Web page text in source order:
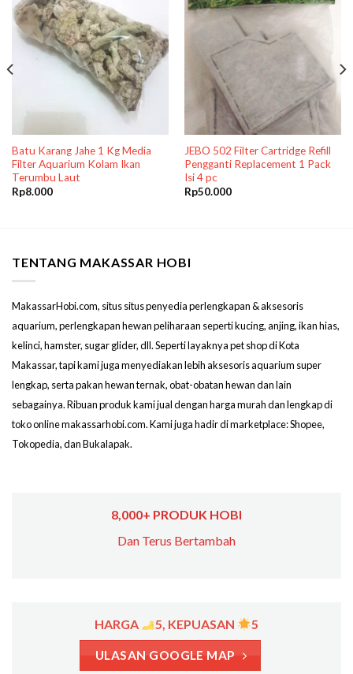
Batu Karang Jahe 1 Kg Media
Filter Aquarium Kolam Ikan
Terumbu Laut
Rp8.000
JEBO 502 Filter Cartridge Refill
Pengganti Replacement 1 Pack
Isi 4 pc
Rp50.000
TENTANG MAKASSAR HOBI
MakassarHobi.com, situs situs penyedia perlengkapan & aksesoris
aquarium, perlengkapan hewan peliharaan seperti kucing, anjing, ikan hias,
kelinci, hamster, sugar glider, dll. Seperti layaknya pet shop di Kota
Makassar, tapi kami juga menyediakan lebih aksesoris aquarium super
lengkap, serta pakan hewan ternak, obat-obatan hewan dan lain
sebagainya. Ribuan produk kami jual dengan harga murah dan lengkap di
toko online makassarhobi.com. Kami juga hadir di marketplace: Shopee,
Tokopedia, dan Bukalapak.
8,000+ PRODUK HOBI
Dan Terus Bertambah
HARGA 5, KEPUASAN 5
ULASAN GOOGLE MAP